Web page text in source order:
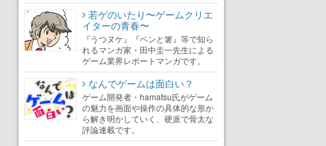
若ゲのいたり〜ゲームクリエ
イターの青春〜
『うつヌケ』『ペンと箸』等で知ら
れるマンガ家・田中圭一先生による
ゲーム業界レポートマンガです。
なんでゲームは面白い？
ゲーム開発者・hamatsu氏がゲーム
の魅力を画面や操作の具体的な形か
ら解き明かしていく、硬派で骨太な
評論連載です。